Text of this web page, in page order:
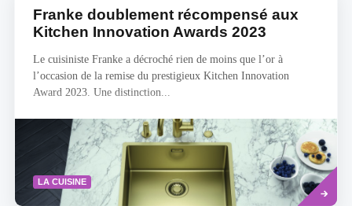
personnalisée
Faites
le
test
Franke doublement récompensé aux
Kitchen Innovation Awards 2023
Le cuisiniste Franke a décroché rien de moins que l’or à
l’occasion de la remise du prestigieux Kitchen Innovation
Award 2023. Une distinction...
LA CUISINE
Savoir
plus